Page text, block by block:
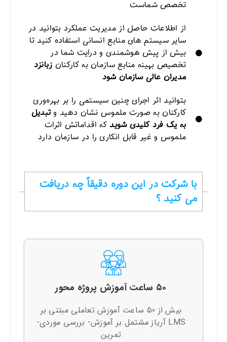
تخصص شماست
از اطلاعات حاصل از مدیریت عملکرد بتوانید در
سایر سیستم های منابع انسانی استفاده کنید تا
بیش از پیش هوشمندی و درایت شما در
تخصیص بهینه منابع سازمان به کارکنان زبانزد
مدیران عالی سازمان شود
بتوانید اثر اجرای چنین سیستمی را بر بهره‌وری
کارکنان به صورت ملموس نشان دهید وتبدیل
به یک فرد کلیدی شویدکه اقداماتش اثرات
ملموس و غیر قابل انکاری را در سازمان دارد
با شرکت در این دوره دقیقاً چه دریافت
می کنید ؟
۵۰ ساعت آموزش پروژه محور
بیش از 50 ساعت آموزش تعاملی مبتنی بر
LMS آریاز مشتمل بر آموزش- بررسی موردی-
تمرین